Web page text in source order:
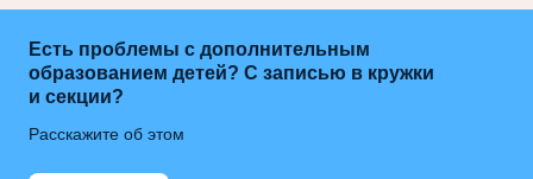
Есть проблемы с дополнительным
образованием детей? С записью в кружки
и секции?
Расскажите об этом